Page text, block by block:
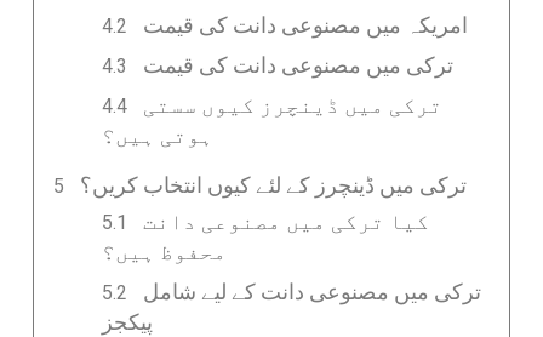
امریکہ میں مصنوعی دانت کی قیمت
ترکی میں مصنوعی دانت کی قیمت
ترکی میں ڈینچرز کیوں سستی
ہوتی ہیں؟
ترکی میں ڈینچرز کے لئے کیوں انتخاب کریں؟
کیا ترکی میں مصنوعی دانت
محفوظ ہیں؟
ترکی میں مصنوعی دانت کے لیے شامل
پیکجز